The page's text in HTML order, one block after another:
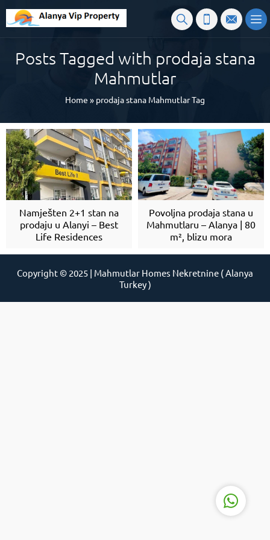
Posts Tagged with prodaja stana
Mahmutlar
Home » prodaja stana Mahmutlar Tag
Namješten 2+1 stan na
prodaju u Alanyi – Best
Life Residences
Povoljna prodaja stana u
Mahmutlaru – Alanya | 80
m², blizu mora
Copyright © 2025 | Mahmutlar Homes Nekretnine ( Alanya
Turkey )